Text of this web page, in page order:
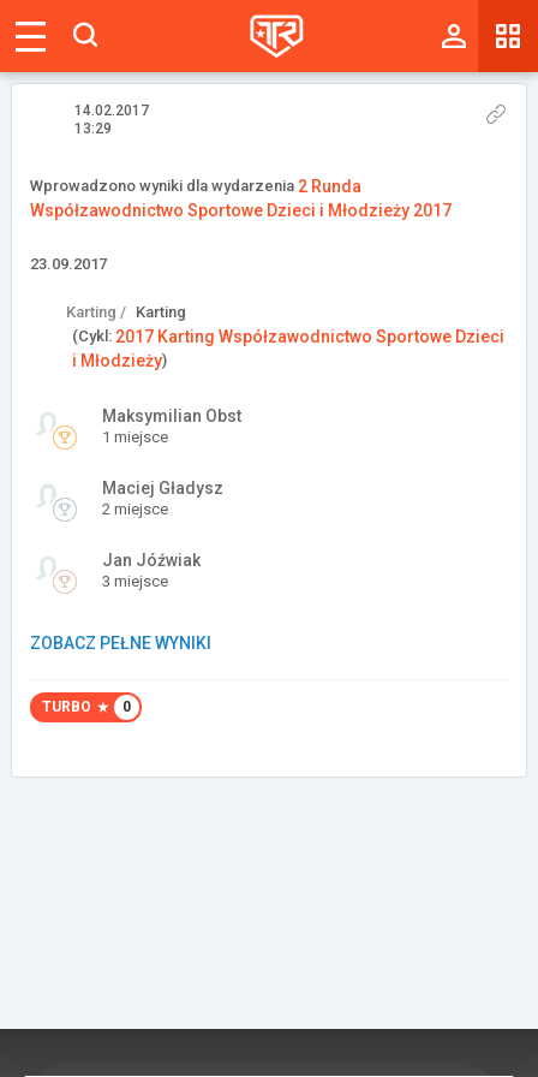
Tablica
Blogi
Galerie
Wydarzenia
Ranking
Zaloguj się
Załóż konto
14.02.2017
13:29
Wprowadzono wyniki dla wydarzenia 2 Runda
Współzawodnictwo Sportowe Dzieci i Młodzieży 2017
23.09.2017
Karting / Karting
(Cykl: 2017 Karting Współzawodnictwo Sportowe Dzieci
i Młodzieży)
Maksymilian Obst
1 miejsce
Maciej Gładysz
2 miejsce
Jan Jóźwiak
3 miejsce
ZOBACZ PEŁNE WYNIKI
TURBO 0